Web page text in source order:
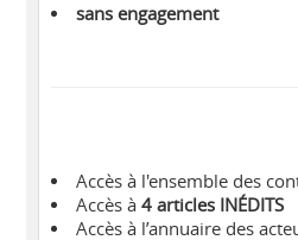
sans engagement
Accès à l'ensemble des
Accès à 4 articles INÉDITS
Accès à l’annuaire des